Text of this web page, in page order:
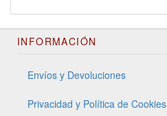
INFORMACIÓN
Envíos y Devoluciones
Privacidad y Política de Cookies